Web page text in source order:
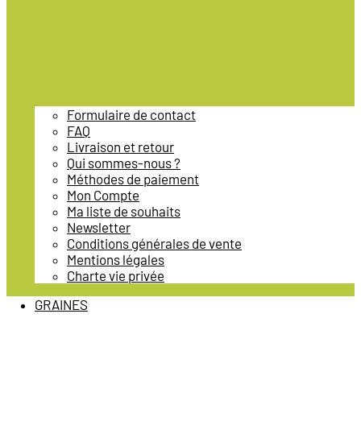
Formulaire de contact
FAQ
Livraison et retour
Qui sommes-nous ?
Méthodes de paiement
Mon Compte
Ma liste de souhaits
Newsletter
Conditions générales de vente
Mentions légales
Charte vie privée
GRAINES